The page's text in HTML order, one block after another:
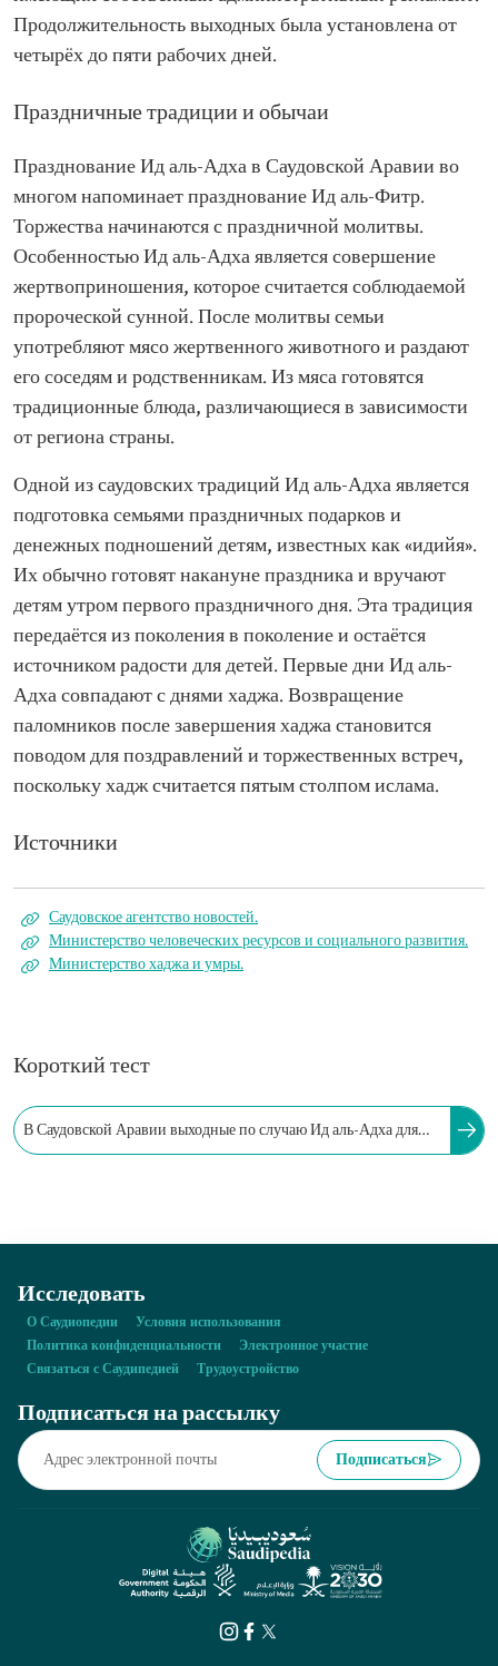
Продолжительность выходных была установлена от
четырёх до пяти рабочих дней.
Праздничные традиции и обычаи
Празднование Ид аль-Адха в Саудовской Аравии во
многом напоминает празднование Ид аль-Фитр.
Торжества начинаются с праздничной молитвы.
Особенностью Ид аль-Адха является совершение
жертвоприношения, которое считается соблюдаемой
пророческой сунной. После молитвы семьи
употребляют мясо жертвенного животного и раздают
его соседям и родственникам. Из мяса готовятся
традиционные блюда, различающиеся в зависимости
от региона страны.
Одной из саудовских традиций Ид аль-Адха является
подготовка семьями праздничных подарков и
денежных подношений детям, известных как «идийя».
Их обычно готовят накануне праздника и вручают
детям утром первого праздничного дня. Эта традиция
передаётся из поколения в поколение и остаётся
источником радости для детей. Первые дни Ид аль-
Адха совпадают с днями хаджа. Возвращение
паломников после завершения хаджа становится
поводом для поздравлений и торжественных встреч,
поскольку хадж считается пятым столпом ислама.
Источники
Саудовское агентство новостей.
Министерство человеческих ресурсов и социального развития.
Министерство хаджа и умры.
Короткий тест
В Саудовской Аравии выходные по случаю Ид аль-Адха для
Исследовать
О Саудиопедии
Условия использования
Политика конфиденциальности
Электронное участие
Связаться с Саудипедией
Трудоустройство
Подписаться на рассылку
Подписаться